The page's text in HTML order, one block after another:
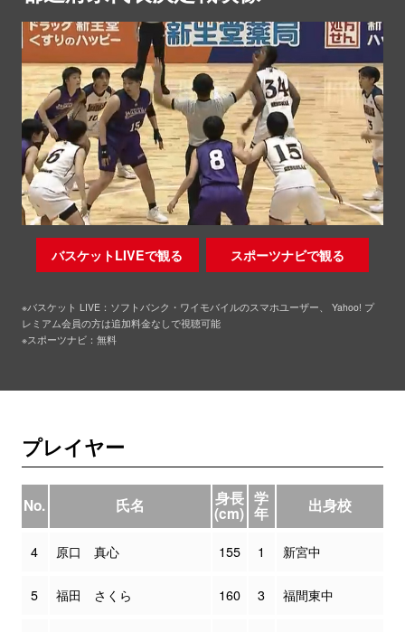
バスケットLIVEで観る スポーツナビで観る
※バスケット LIVE：ソフトバンク・ワイモバイルのスマホユーザー、 Yahoo! プ
レミアム会員の方は追加料金なしで視聴可能
※スポーツナビ：無料
プレイヤー
No. 氏名 身長
(cm)
学
年 出身校
4 原口 真心 155 1 新宮中
5 福田 さくら 160 3 福間東中